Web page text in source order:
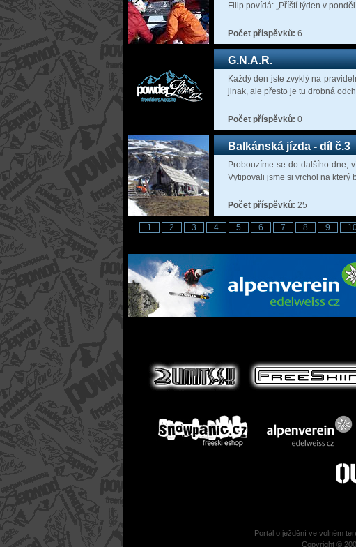
Filip povídá: „Příští týden v
Počet příspěvků: 6
G.N.A.R.
Každý den jste zvyklý na
jinak, ale přesto je tu drobná
Počet příspěvků: 0
Balkánská jízda - díl č.3
Probouzíme se do dalšího dne,
Vytipovali jsme si vrchol na který
Počet příspěvků: 25
1 2 3 4 5 6 7 8 9
Portál o ježdění ve volném
Copyright ©